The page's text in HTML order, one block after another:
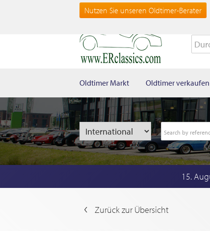
Nutzen Sie unseren Oldtimer-Berater
Oldtimer Markt Oldtimer verkaufen
15.
Zurück zur Übersicht